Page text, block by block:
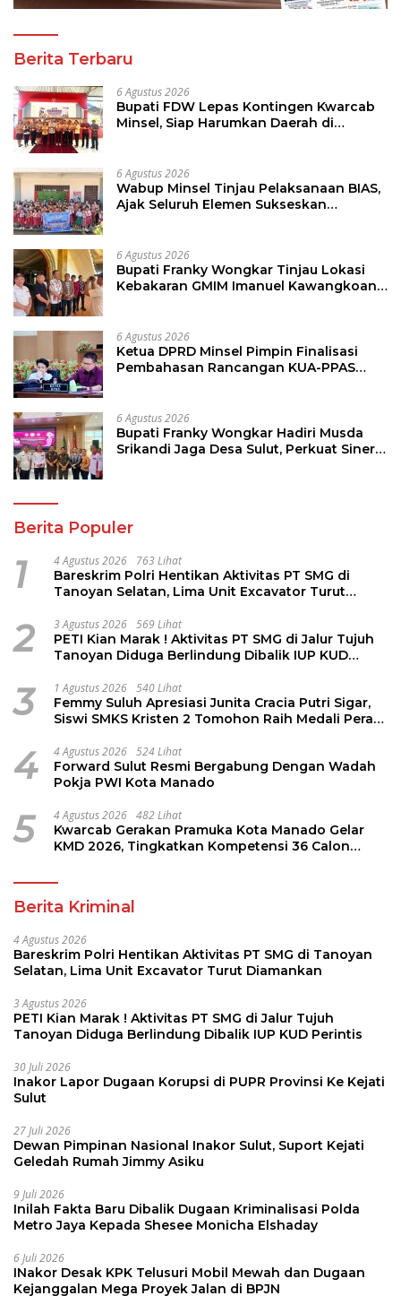
Berita Terbaru
6 Agustus 2026
Bupati FDW Lepas Kontingen Kwarcab
Minsel, Siap Harumkan Daerah di
6 Agustus 2026
Wabup Minsel Tinjau Pelaksanaan BIAS,
Ajak Seluruh Elemen Sukseskan
6 Agustus 2026
Bupati Franky Wongkar Tinjau Lokasi
Kebakaran GMIM Imanuel Kawangkoan
6 Agustus 2026
Ketua DPRD Minsel Pimpin Finalisasi
Pembahasan Rancangan KUA-PPAS
6 Agustus 2026
Bupati Franky Wongkar Hadiri Musda
Srikandi Jaga Desa Sulut, Perkuat Sinergi
Berita Populer
1 4 Agustus 2026 763 Lihat
Bareskrim Polri Hentikan Aktivitas PT SMG di
Tanoyan Selatan, Lima Unit Excavator Turut
2 3 Agustus 2026 569 Lihat
PETI Kian Marak ! Aktivitas PT SMG di Jalur Tujuh
Tanoyan Diduga Berlindung Dibalik IUP KUD
3 1 Agustus 2026 540 Lihat
Femmy Suluh Apresiasi Junita Cracia Putri Sigar,
Siswi SMKS Kristen 2 Tomohon Raih Medali Perak
4 4 Agustus 2026 524 Lihat
Forward Sulut Resmi Bergabung Dengan Wadah
Pokja PWI Kota Manado
5 4 Agustus 2026 482 Lihat
Kwarcab Gerakan Pramuka Kota Manado Gelar
KMD 2026, Tingkatkan Kompetensi 36 Calon
Berita Kriminal
4 Agustus 2026
Bareskrim Polri Hentikan Aktivitas PT SMG di Tanoyan
Selatan, Lima Unit Excavator Turut Diamankan
3 Agustus 2026
PETI Kian Marak ! Aktivitas PT SMG di Jalur Tujuh
Tanoyan Diduga Berlindung Dibalik IUP KUD Perintis
30 Juli 2026
Inakor Lapor Dugaan Korupsi di PUPR Provinsi Ke Kejati
Sulut
27 Juli 2026
Dewan Pimpinan Nasional Inakor Sulut, Suport Kejati
Geledah Rumah Jimmy Asiku
9 Juli 2026
Inilah Fakta Baru Dibalik Dugaan Kriminalisasi Polda
Metro Jaya Kepada Shesee Monicha Elshaday
6 Juli 2026
INakor Desak KPK Telusuri Mobil Mewah dan Dugaan
Kejanggalan Mega Proyek Jalan di BPJN